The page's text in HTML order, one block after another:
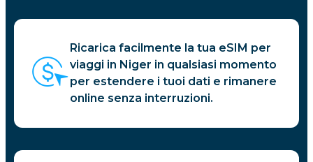
Ricarica facilmente la tua eSIM per
viaggi in Niger in qualsiasi momento
per estendere i tuoi dati e rimanere
online senza interruzioni.